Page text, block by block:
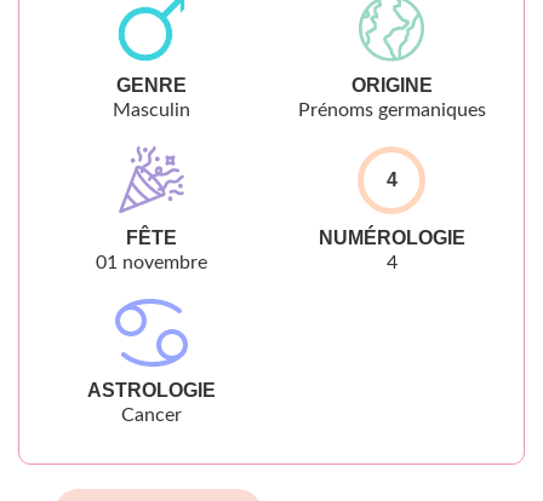
GENRE
Masculin
ORIGINE
Prénoms germaniques
FÊTE
01 novembre
4
NUMÉROLOGIE
4
ASTROLOGIE
Cancer